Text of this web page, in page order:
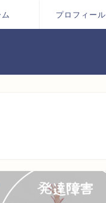
プロフィール